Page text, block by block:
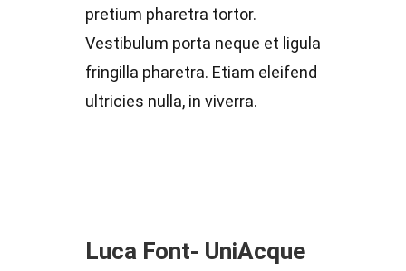
pretium pharetra tortor.
Vestibulum porta neque et ligula
fringilla pharetra. Etiam eleifend
ultricies nulla, in viverra.
Luca Font- UniAcque